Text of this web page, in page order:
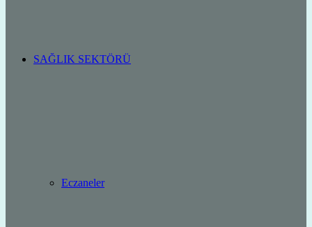
SAĞLIK SEKTÖRÜ
Eczaneler